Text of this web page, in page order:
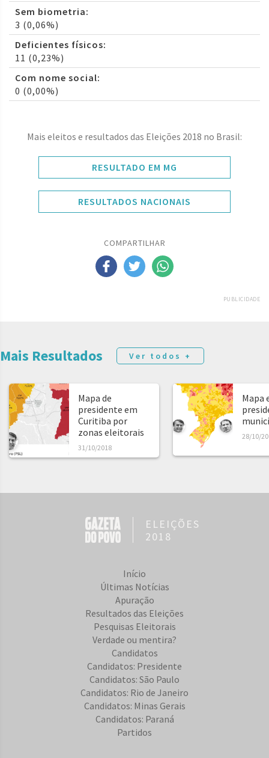
Sem biometria:
3 (0,06%)
Deficientes físicos:
11 (0,23%)
Com nome social:
0 (0,00%)
Mais eleitos e resultados das Eleições 2018 no Brasil:
RESULTADO EM MG
RESULTADOS NACIONAIS
COMPARTILHAR
PUBLICIDADE
Mais Resultados Ver todos +
Mapa de
presidente em
Curitiba por
zonas eleitorais
31/10/2018
Mapa
28/10/
ELEIÇÕES
2018
Início
Últimas Notícias
Apuração
Resultados das Eleições
Pesquisas Eleitorais
Verdade ou mentira?
Candidatos
Candidatos: Presidente
Candidatos: São Paulo
Candidatos: Rio de Janeiro
Candidatos: Minas Gerais
Candidatos: Paraná
Partidos